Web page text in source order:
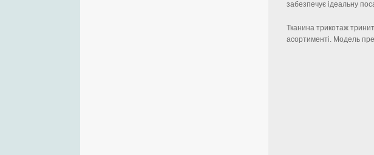
забезпечує ідеальну
Тканина трикотаж
асортименті. Модель